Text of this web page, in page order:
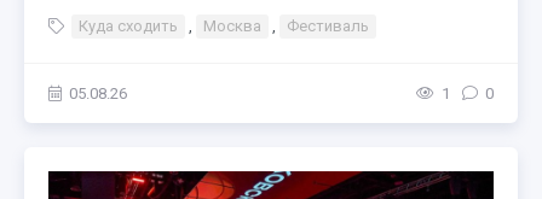
Куда сходить , Москва , Фестиваль
05.08.26 1 0